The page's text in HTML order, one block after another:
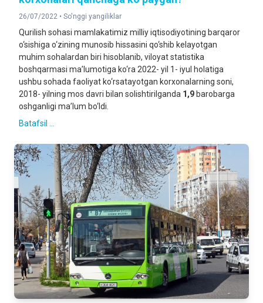
26/07/2022 • So'nggi yangiliklar
Qurilish sohasi mamlakatimiz milliy iqtisodiyotining barqaror
o‘sishiga o‘zining munosib hissasini qo‘shib kelayotgan
muhim sohalardan biri hisoblanib, viloyat statistika
boshqarmasi ma’lumotiga ko‘ra 2022- yil 1- iyul holatiga
ushbu sohada faoliyat ko‘rsatayotgan korxonalarning soni,
2018- yilning mos davri bilan solishtirilganda 1,9 barobarga
oshganligi ma’lum bo‘ldi.
Batafsil ...